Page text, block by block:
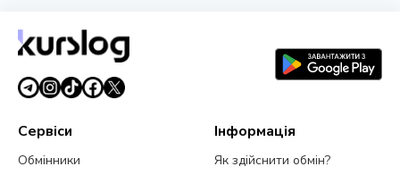
Сервіси
Обмінники
Інформація
Як здійснити обмін?